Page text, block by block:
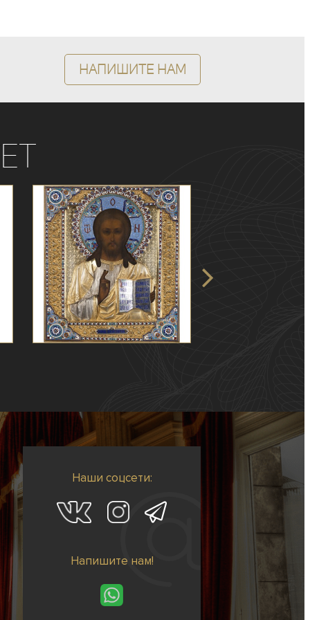
Напишите нам
Наши соцсети:
Напишите нам!